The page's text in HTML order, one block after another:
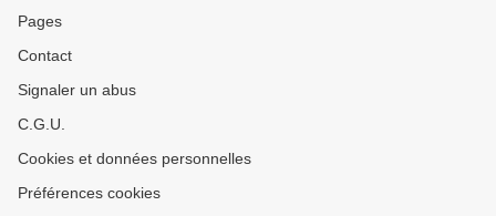
Pages
Contact
Signaler un abus
C.G.U.
Cookies et données personnelles
Préférences cookies